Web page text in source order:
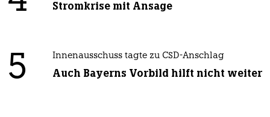
Stromkrise mit Ansage
5 Innenausschuss tagte zu CSD-Anschlag
Auch Bayerns Vorbild hilft nicht weiter